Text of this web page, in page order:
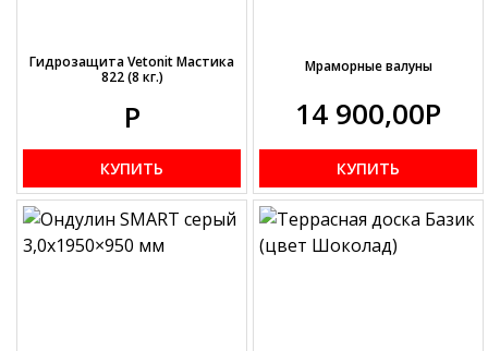
Гидрозащита Vetonit Мастика
822 (8 кг.)
Р
КУПИТЬ
Мраморные валуны
14 900,00Р
КУПИТЬ